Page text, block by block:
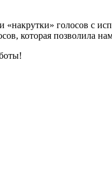
голосов с
которая позволила